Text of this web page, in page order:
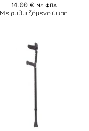
14.00 € Με ΦΠΑ
Με ρυθμιζόμενο ύψος